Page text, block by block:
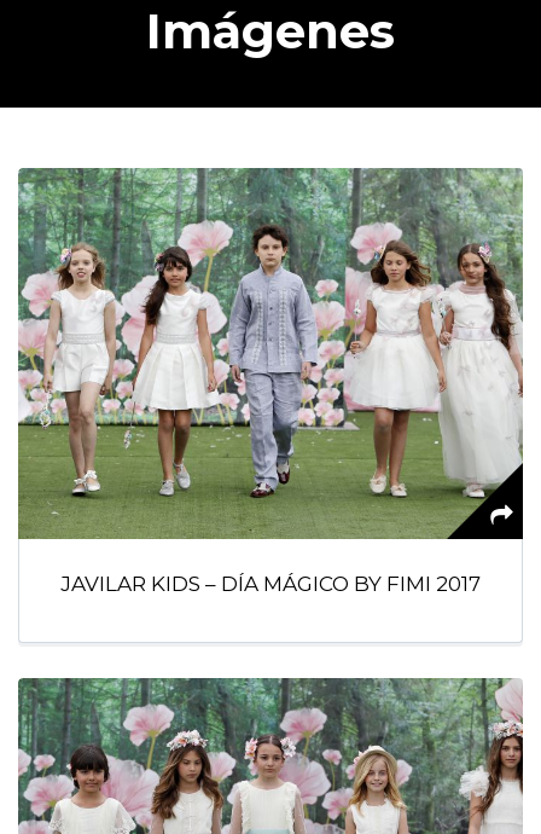
Imágenes
JAVILAR KIDS – DÍA MÁGICO BY FIMI 2017